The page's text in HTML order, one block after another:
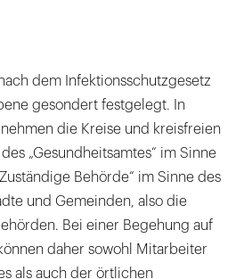
dem Infektionsschutzgesetz
gesondert festgelegt. In
die Kreise und kreisfreien
„Gesundheitsamtes“ im Sinne
Behörde“ im Sinne des
und Gemeinden, also die
Bei einer Begehung auf
daher sowohl Mitarbeiter
als auch der örtlichen